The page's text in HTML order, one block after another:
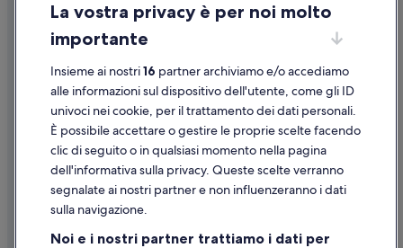
Informazioni legali/Contatti
Linee guida sui contenuti e segnalazione dei contenuti
Supporto
Assistenza clienti
Contattaci
Come cancellare un volo
Come modificare la prenotazione di un hotel o una casa vacanze
La vostra privacy è per noi molto
importante
Insieme ai nostri16 partner archiviamo e/o accediamo
alle informazioni sul dispositivo dell'utente, come gli ID
univoci nei cookie, per il trattamento dei dati personali.
È possibile accettare o gestire le proprie scelte facendo
clic di seguito o in qualsiasi momento nella pagina
dell'informativa sulla privacy. Queste scelte verranno
segnalate ai nostri partner e non influenzeranno i dati
sulla navigazione.
Noi e i nostri partner trattiamo i dati per